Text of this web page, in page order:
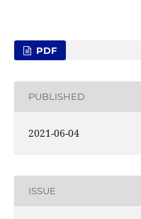
PDF
PUBLISHED
2021-06-04
ISSUE